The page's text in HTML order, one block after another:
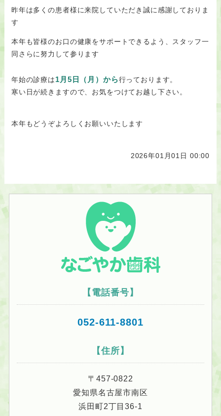
昨年は多くの患者様に来院していただき誠に感謝しておりま
す
本年も皆様のお口の健康をサポートできるよう、スタッフ一
同さらに努力して参ります
年始の診療は1月5日（月）から行っております。
寒い日が続きますので、お気をつけてお越し下さい。
本年もどうぞよろしくお願いいたします
2026年01月01日 00:00
【電話番号】
052-611-8801
【住所】
〒457-0822
愛知県名古屋市南区
浜田町2丁目36-1